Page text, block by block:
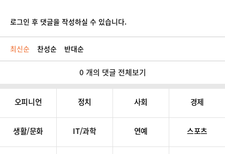
로그인 후 댓글을 작성하실 수 있습니다.
최신순 찬성순 반대순
0 개의 댓글 전체보기
오피니언 정치 사회 경제
생활/문화 IT/과학 연예 스포츠